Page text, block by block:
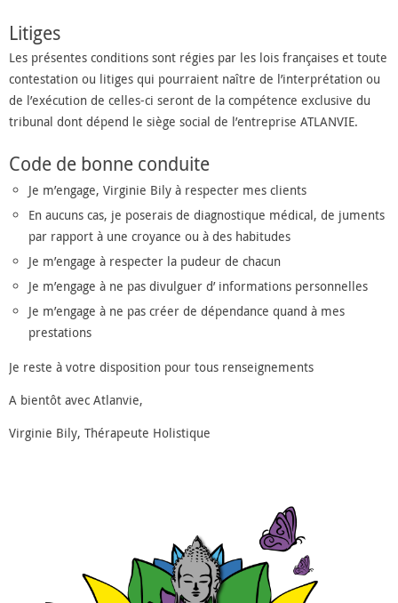
Litiges
Les présentes conditions sont régies par les lois françaises et toute
contestation ou litiges qui pourraient naître de l’interprétation ou
de l’exécution de celles-ci seront de la compétence exclusive du
tribunal dont dépend le siège social de l’entreprise ATLANVIE.
Code de bonne conduite
Je m’engage, Virginie Bily à respecter mes clients
En aucuns cas, je poserais de diagnostique médical, de juments
par rapport à une croyance ou à des habitudes
Je m’engage à respecter la pudeur de chacun
Je m’engage à ne pas divulguer d’ informations personnelles
Je m’engage à ne pas créer de dépendance quand à mes
prestations
Je reste à votre disposition pour tous renseignements
A bientôt avec Atlanvie,
Virginie Bily, Thérapeute Holistique